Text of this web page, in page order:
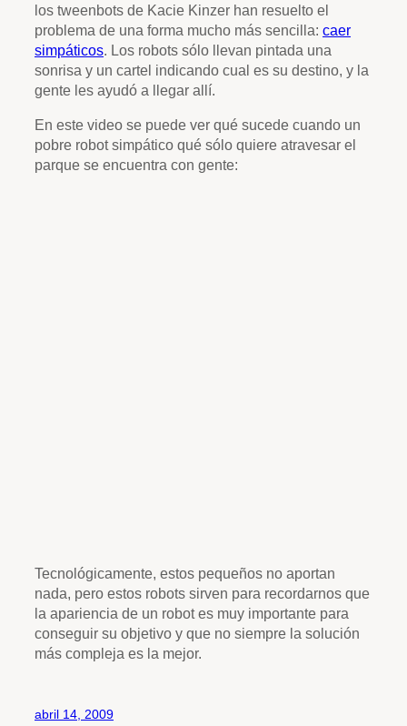
los tweenbots de Kacie Kinzer han resuelto el
problema de una forma mucho más sencilla: caer
simpáticos. Los robots sólo llevan pintada una
sonrisa y un cartel indicando cual es su destino, y la
gente les ayudó a llegar allí.
En este video se puede ver qué sucede cuando un
pobre robot simpático qué sólo quiere atravesar el
parque se encuentra con gente:
Tecnológicamente, estos pequeños no aportan
nada, pero estos robots sirven para recordarnos que
la apariencia de un robot es muy importante para
conseguir su objetivo y que no siempre la solución
más compleja es la mejor.
abril 14, 2009